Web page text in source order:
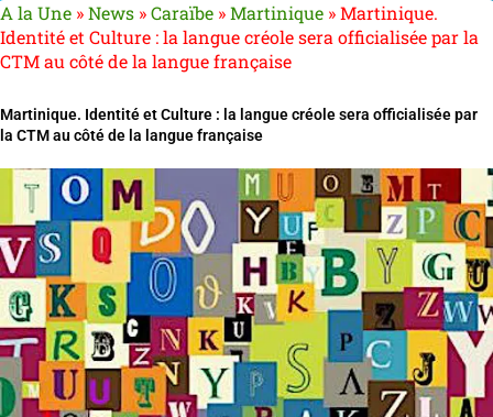
A la Une »News »Caraïbe »Martinique »Martinique.
Identité et Culture : la langue créole sera officialisée par la
CTM au côté de la langue française
Martinique. Identité et Culture : la langue créole sera officialisée par
la CTM au côté de la langue française